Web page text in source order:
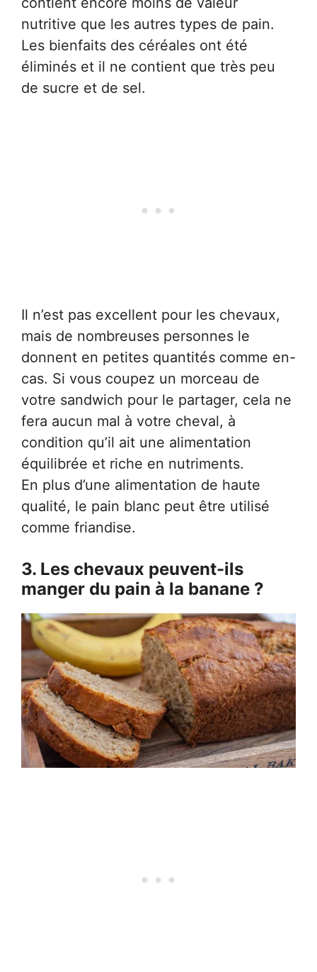
nutritive que les autres types de pain.
Les bienfaits des céréales ont été
éliminés et il ne contient que très peu
de sucre et de sel.
Il n’est pas excellent pour les chevaux,
mais de nombreuses personnes le
donnent en petites quantités comme en-
cas. Si vous coupez un morceau de
votre sandwich pour le partager, cela ne
fera aucun mal à votre cheval, à
condition qu’il ait une alimentation
équilibrée et riche en nutriments.
En plus d’une alimentation de haute
qualité, le pain blanc peut être utilisé
comme friandise.
3. Les chevaux peuvent-ils
manger du pain à la banane ?